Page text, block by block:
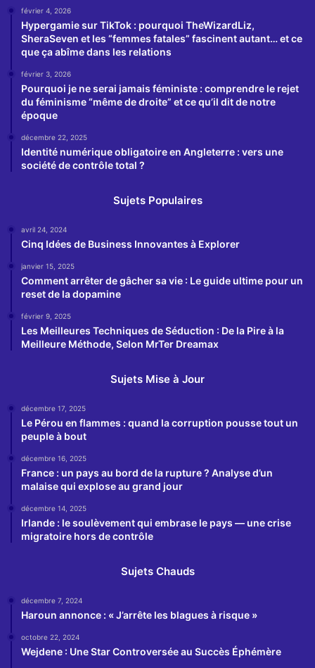
février 4, 2026
Hypergamie sur TikTok : pourquoi TheWizardLiz,
SheraSeven et les “femmes fatales” fascinent autant… et ce
que ça abîme dans les relations
février 3, 2026
Pourquoi je ne serai jamais féministe : comprendre le rejet
du féminisme “même de droite” et ce qu’il dit de notre
époque
décembre 22, 2025
Identité numérique obligatoire en Angleterre : vers une
société de contrôle total ?
Sujets Populaires
avril 24, 2024
Cinq Idées de Business Innovantes à Explorer
janvier 15, 2025
Comment arrêter de gâcher sa vie : Le guide ultime pour un
reset de la dopamine
février 9, 2025
Les Meilleures Techniques de Séduction : De la Pire à la
Meilleure Méthode, Selon MrTer Dreamax
Sujets Mise à Jour
décembre 17, 2025
Le Pérou en flammes : quand la corruption pousse tout un
peuple à bout
décembre 16, 2025
France : un pays au bord de la rupture ? Analyse d’un
malaise qui explose au grand jour
décembre 14, 2025
Irlande : le soulèvement qui embrase le pays — une crise
migratoire hors de contrôle
Sujets Chauds
décembre 7, 2024
Haroun annonce : « J’arrête les blagues à risque »
octobre 22, 2024
Wejdene : Une Star Controversée au Succès Éphémère